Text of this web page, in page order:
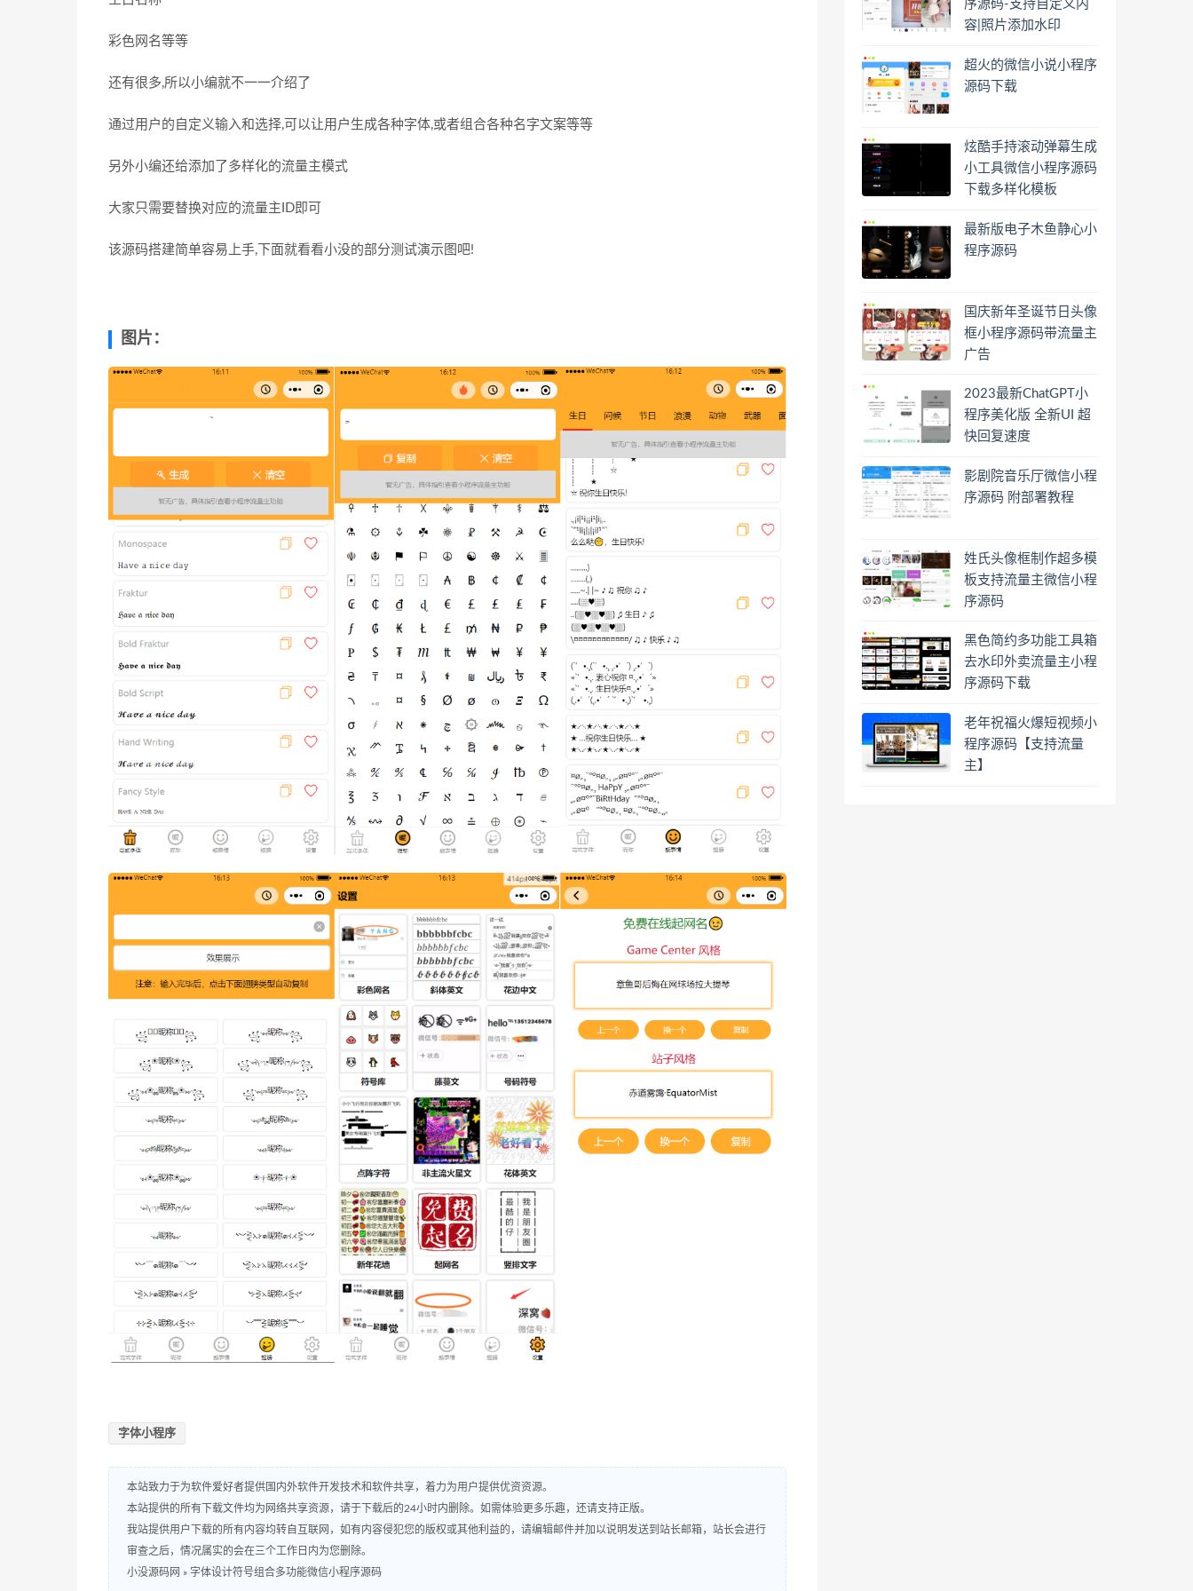
彩色网名等等
还有很多,所以小编就不一一介绍了
通过用户的自定义输入和选择,可以让用户生成各种字体,或者组合各种名字文案等等
另外小编还给添加了多样化的流量主模式
大家只需要替换对应的流量主ID即可
该源码搭建简单容易上手,下面就看看小没的部分测试演示图吧!
图片：
字体小程序
本站致力于为软件爱好者提供国内外软件开发技术和软件共享，着力为用户提供优资资源。
本站提供的所有下载文件均为网络共享资源，请于下载后的24小时内删除。如需体验更多乐趣，还请支持正版。
我站提供用户下载的所有内容均转自互联网，如有内容侵犯您的版权或其他利益的，请编辑邮件并加以说明发送到站长邮箱，站长会进行
审查之后，情况属实的会在三个工作日内为您删除。
小没源码网 » 字体设计符号组合多功能微信小程序源码
序源码-支持自定义内
容|照片添加水印
超火的微信小说小程序
源码下载
炫酷手持滚动弹幕生成
小工具微信小程序源码
下载多样化模板
最新版电子木鱼静心小
程序源码
国庆新年圣诞节日头像
框小程序源码带流量主
广告
2023最新ChatGPT小
程序美化版 全新UI 超
快回复速度
影剧院音乐厅微信小程
序源码 附部署教程
姓氏头像框制作超多模
板支持流量主微信小程
序源码
黑色简约多功能工具箱
去水印外卖流量主小程
序源码下载
老年祝福火爆短视频小
程序源码【支持流量
主】